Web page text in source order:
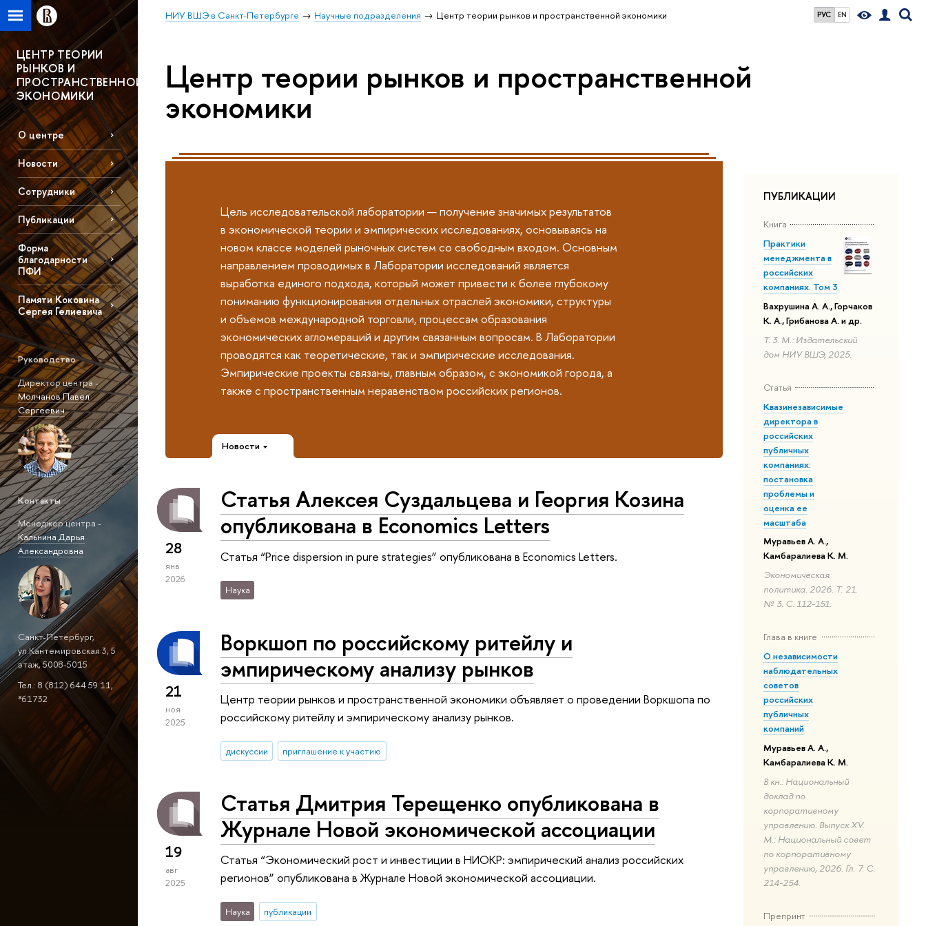
РУС EN
НИУ ВШЭ в Санкт-Петербурге Научные подразделения Центр теории рынков и пространственной экономики
ЦЕНТР ТЕОРИИ
РЫНКОВ И
ПРОСТРАНСТВЕННОЙ
ЭКОНОМИКИ
О центре
Новости
Сотрудники
Публикации
Форма
благодарности
ПФИ
Памяти Коковина
Сергея Гелиевича
Руководство
Директор центра -
Молчанов Павел
Сергеевич
Контакты
Менеджер центра -
Кальнина Дарья
Александровна
Санкт-Петербург,
ул.Кантемировская 3, 5
этаж, 5008-5015
Тел.: 8 (812) 644 59 11,
*61732
Центр теории рынков и пространственной
экономики
ПУБЛИКАЦИИ
Книга
Практики
менеджмента в
российских
компаниях. Том 3
Вахрушина А. А., Горчаков
К. А., Грибанова А. и др.
Т. 3. М.: Издательский
дом НИУ ВШЭ, 2025.
Статья
Квазинезависимые
директора в
российских
публичных
компаниях:
постановка
проблемы и
оценка ее
масштаба
Муравьев А. А.,
Камбаралиева К. М.
Экономическая
политика. 2026. Т. 21.
№ 3. С. 112-151.
Глава в книге
О независимости
наблюдательных
советов
российских
публичных
компаний
Муравьев А. А.,
Камбаралиева К. М.
В кн.: Национальный
доклад по
корпоративному
управлению. Выпуск XV.
М.: Национальный совет
по корпоративному
управлению, 2026. Гл. 7. С.
214-254.
Препринт
Цель исследовательской лаборатории — получение значимых результатов
в экономической теории и эмпирических исследованиях, основываясь на
новом классе моделей рыночных систем со свободным входом. Основным
направлением проводимых в Лаборатории исследований является
выработка единого подхода, который может привести к более глубокому
пониманию функционирования отдельных отраслей экономики, структуры
и объемов международной торговли, процессам образования
экономических агломераций и другим связанным вопросам. В Лаборатории
проводятся как теоретические, так и эмпирические исследования.
Эмпирические проекты связаны, главным образом, с экономикой города, а
также с пространственным неравенством российских регионов.
Новости
28
янв
2026
Статья Алексея Суздальцева и Георгия Козина
опубликована в Economics Letters
Статья “Price dispersion in pure strategies” опубликована в Economics Letters.
Наука
21
ноя
2025
Воркшоп по российскому ритейлу и
эмпирическому анализу рынков
Центр теории рынков и пространственной экономики объявляет о проведении Воркшопа по
российскому ритейлу и эмпирическому анализу рынков.
дискуссии приглашение к участию
19
авг
2025
Статья Дмитрия Терещенко опубликована в
Журнале Новой экономической ассоциации
Статья “Экономический рост и инвестиции в НИОКР: эмпирический анализ российских
регионов” опубликована в Журнале Новой экономической ассоциации.
Наука публикации